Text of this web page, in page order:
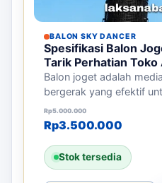
BALON SKY DANCER
Spesifikasi Balon
Tarik Perhatian Toko
Balon joget adalah
bergerak yang efektif
Rp5.000.000
Harga aslinya
Rp3.500.000
Harga saat ini
Stok tersedia